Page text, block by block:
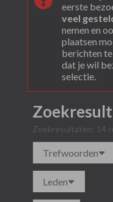
eerste
veel
nemen en
plaatsen
berichten
dat je wil
selectie.
Zoekresultaten: 14
Trefwoorden
Leden